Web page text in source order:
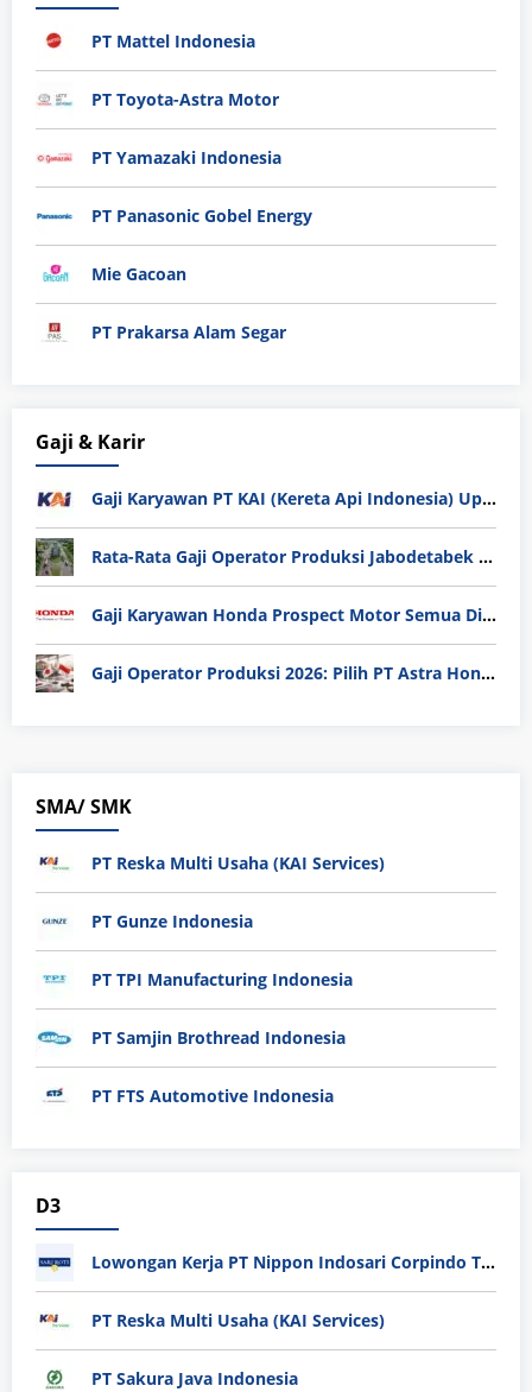
PT Mattel Indonesia
PT Toyota-Astra Motor
PT Yamazaki Indonesia
PT Panasonic Gobel Energy
Mie Gacoan
PT Prakarsa Alam Segar
Gaji & Karir
Gaji Karyawan PT KAI (Kereta Api Indonesia) Update 2025
Rata-Rata Gaji Operator Produksi Jabodetabek 2025: Bedah Tuntas UMK, Lemburan, dan Realita Hidup Buruh
Gaji Karyawan Honda Prospect Motor Semua Divisi
Gaji Operator Produksi 2026: Pilih PT Astra Honda Motor (AHM) atau Manufaktur di Jepang?
SMA/ SMK
PT Reska Multi Usaha (KAI Services)
PT Gunze Indonesia
PT TPI Manufacturing Indonesia
PT Samjin Brothread Indonesia
PT FTS Automotive Indonesia
D3
Lowongan Kerja PT Nippon Indosari Corpindo Tbk. Bulan Agustus 2026
PT Reska Multi Usaha (KAI Services)
PT Sakura Java Indonesia